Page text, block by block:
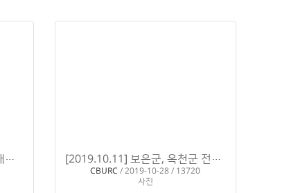
[2019.10.24~26] 2019 도시재생한마당 in 순천Ⅰ H [2019.10.11] 보은군, 옥천군 전략계획 컨설팅
CBURC / 2019-10-28 / 13720
사진